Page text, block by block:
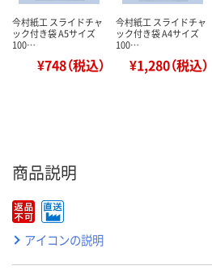
今村紙工 スライドチャ
ック付き袋 A5サイズ
100…
¥748（税込）
今村紙工 スライドチャ
ック付き袋 A4サイズ
100…
¥1,280（税込）
商品説明
アイコンの説明